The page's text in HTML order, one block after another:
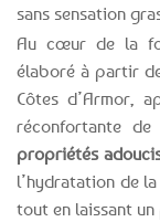
sans sensation
Au cœur de la
élaboré à partir
Côtes d’Armor,
réconfortante
propriétés
l’hydratation de
tout en laissant